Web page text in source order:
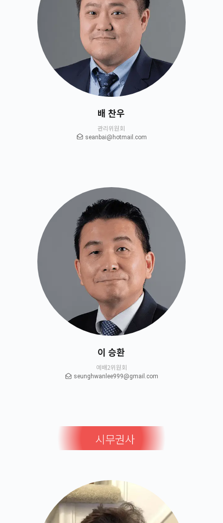
배 찬우
관리위원회
seanbai@hotmail.com
이 승환
예배2위원회
seunghwanlee999@gmail.com
시무권사